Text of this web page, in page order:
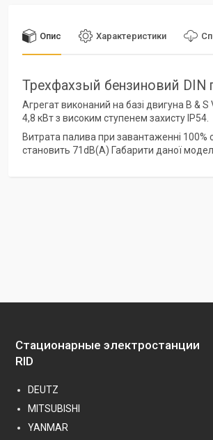
Опис Характеристики
Трехфахзый бензиновий DIN
Агрегат виконаний на базі двигуна B &
4,8 кВт з високим ступенем захисту IP54.
Витрата палива при завантаженні 100%
становить 71dB(A) Габарити даної
Стационарные электростанции
RID
DEUTZ
MITSUBISHI
YANMAR